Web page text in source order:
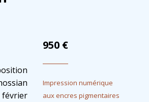
février
950 €
Impression numérique
aux encres pigmentaires